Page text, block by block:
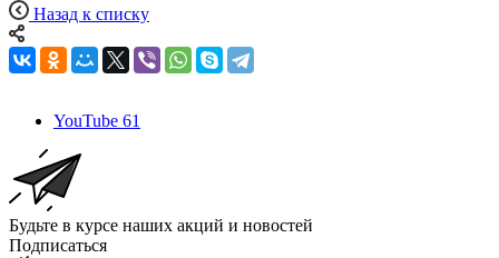
Назад к списку
YouTube 61
Будьте в курсе наших акций и новостей
Подписаться